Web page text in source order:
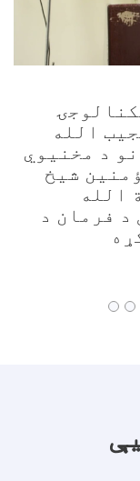
الله
د مخنیوي
شیخ
الله
د فرمان د